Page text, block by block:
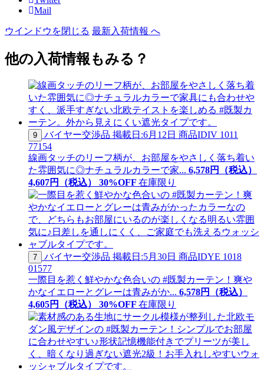
Mail
ウインドウを閉じる 最新入荷情報 へ
他の入荷情報もみる？
9 バイヤー交渉品 掲載日:6月12日 商品IDIV 1011
77154
線画タッチのリーフ柄が、お部屋をやさしく落ち着い
た雰囲気に◎ナチュラルカラーで家... 6,578円（税込）
4,607円（税込） 30%OFF 在庫限り
7 バイヤー交渉品 掲載日:5月30日 商品IDYE 1018
01577
一際目を惹く鮮やかな色合いの #既製カーテン！爽や
かなイエローとグレーは青みがか... 6,578円（税込）
4,605円（税込） 30%OFF 在庫限り